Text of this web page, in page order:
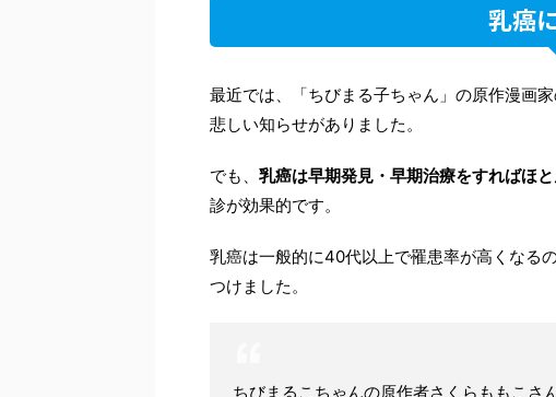
乳癌
最近では、「ちびまる子ちゃん」の原作漫画
悲しい知らせがありました。
でも、 乳癌は早期発見・早期治療をすればほ
診が効果的です。
乳癌は一般的に40代以上で罹患率が高くなる
つけました。
ちびまるこちゃんの原作者さくらももこさ